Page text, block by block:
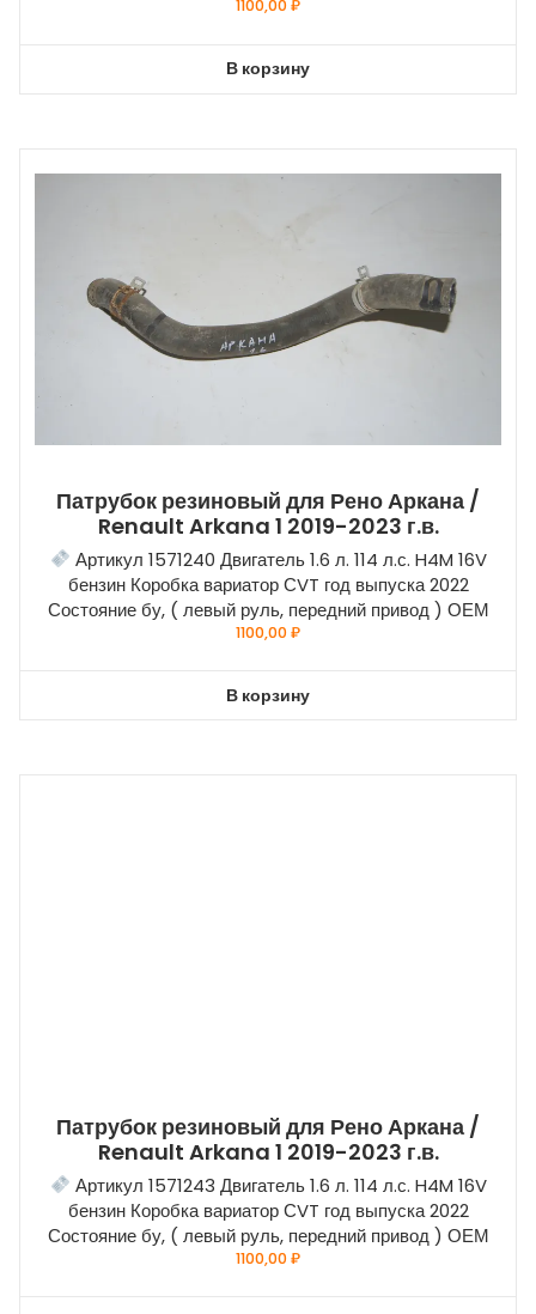
1100,00₽
В корзину
Патрубок резиновый для Рено Аркана /
Renault Arkana 1 2019-2023 г.в.
Артикул 1571240 Двигатель 1.6 л. 114 л.с. H4M 16V
бензин Коробка вариатор СVT год выпуска 2022
Состояние бу, ( левый руль, передний привод ) ОЕМ
1100,00₽
В корзину
Патрубок резиновый для Рено Аркана /
Renault Arkana 1 2019-2023 г.в.
Артикул 1571243 Двигатель 1.6 л. 114 л.с. H4M 16V
бензин Коробка вариатор СVT год выпуска 2022
Состояние бу, ( левый руль, передний привод ) ОЕМ
1100,00₽